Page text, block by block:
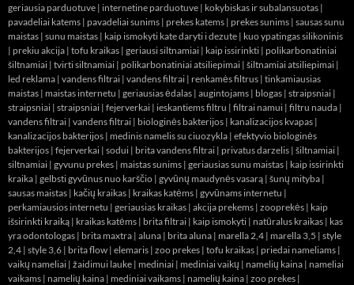
geriausia parduotuve | internetine parduotuve | kokybiskas ir subalansuotas |
pavadeliai katems | pavadeliai sunims | prekes katems | prekes sunims | sausas sunu
maistas | sunu maistas | kaip ismokyti kate daryti i dezute | kuo ypatingas silikoninis
| prekiu akcija | tofu kraikas | geriausi siltnamiai | kaip issirinkti | polikarbonatiniai
šiltnamiai | tvirti siltnamiai | polikarbonatiniai atsiliepimai | šiltnamiai atsiliepimai |
led reklama | vandens filtrai | vandens filtrai | renkamės filtrus | tinkamiausias
maistas | maistas internetu | geriausias ėdalas | augintojams | blogas | straipsniai |
straipsniai | straipsniai | fejerverkai | ieskantiems filtru | filtrai namui | filtru nauda |
vandens filtrai | vandens filtrai | biologinės bakterijos | kanalizacijos kvapas |
kanalizacijos bakterijos | medinis namelis su ciuozykla | efektyvio biologinės
bakterijos | fejerverkai | sodui | brita vandens filtrai | privatus darzelis | šiltnamiai |
siltnamiai | gyvunu prekes | maistas sunims | geriausias sunu maistas | kaip issirinkti
kraika | gelbsti gyvūnus nuo karščio | gyvūnų maudynės vasarą | šunų mityba |
sausas maistas | kačių kraikas | kraikas katėms | gyvūnams internetu |
perkamiausios internetu | geriausias kraikas | akcija prekems | zooprekės | kaip
išsirinkti kraiką | kraikas katėms | brita filtrai | kaip ismokyti | natūralus kraikas | kas
yra odontologas | brita maxtra | aluna | brita aluna | marella 2,4 | marella 3,5 | style
2,4 | style 3,6 | brita flow | elemaris | zoo prekes | tofu kraikas | priedai nameliams |
vaikų nameliai | žaidimui lauke | mediniai | mediniai vaikų | namelių kaina | nameliai
vaikams | namelių kaina | mediniai vaikams | namelių kaina | zoo prekes |